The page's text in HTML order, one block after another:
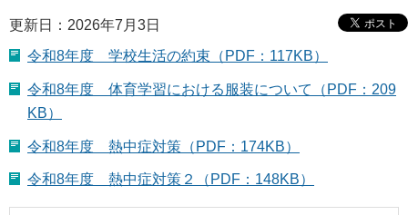
更新日：2026年7月3日
令和8年度 学校生活の約束（PDF：117KB）
令和8年度 体育学習における服装について（PDF：209
KB）
令和8年度 熱中症対策（PDF：174KB）
令和8年度＿熱中症対策２（PDF：148KB）